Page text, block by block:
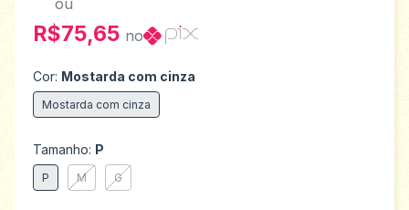
R$75,65 no
Cor: Mostarda com cinza
Mostarda com cinza
Tamanho: P
P M G